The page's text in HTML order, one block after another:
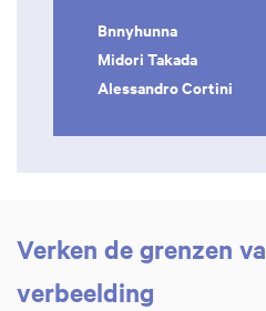
Bnnyhunna
Midori Takada
Alessandro Cortini
Verken de grenzen
verbeelding